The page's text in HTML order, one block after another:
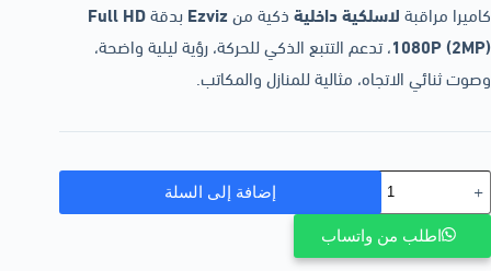
كاميرا مراقبةلاسلكية داخليةذكية منEzvizبدقةFull HD
1080P (2MP)، تدعم التتبع الذكي للحركة، رؤية ليلية واضحة،
وصوت ثنائي الاتجاه، مثالية للمنازل والمكاتب.
إضافة إلى السلة
اطلب من واتساب